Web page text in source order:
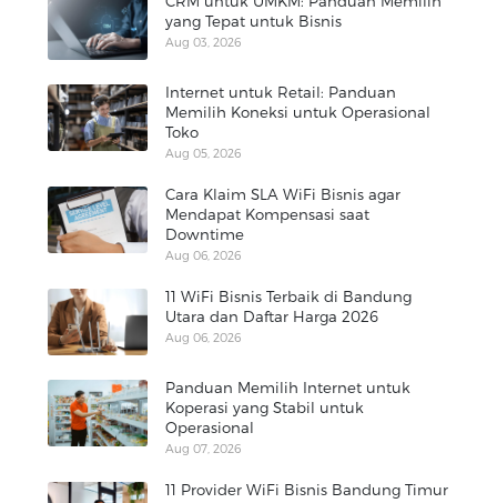
yang Tepat untuk Bisnis
Aug 03, 2026
Internet untuk Retail: Panduan
Memilih Koneksi untuk Operasional
Toko
Aug 05, 2026
Cara Klaim SLA WiFi Bisnis agar
Mendapat Kompensasi saat
Downtime
Aug 06, 2026
11 WiFi Bisnis Terbaik di Bandung
Utara dan Daftar Harga 2026
Aug 06, 2026
Panduan Memilih Internet untuk
Koperasi yang Stabil untuk
Operasional
Aug 07, 2026
11 Provider WiFi Bisnis Bandung Timur